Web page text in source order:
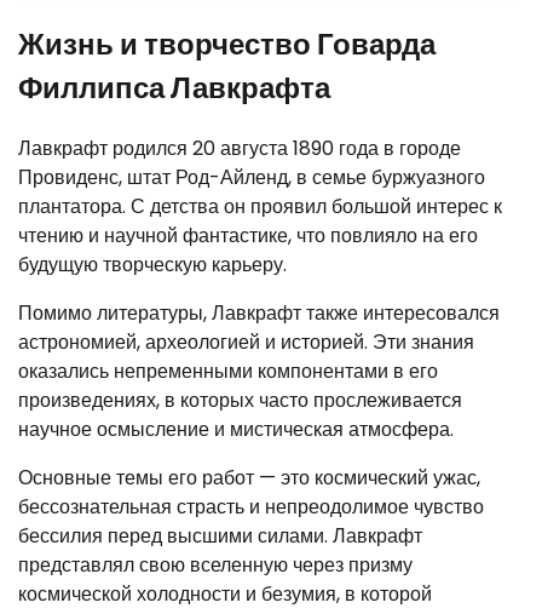
Жизнь и творчество Говарда
Филлипса Лавкрафта
Лавкрафт родился 20 августа 1890 года в городе
Провиденс, штат Род-Айленд, в семье буржуазного
плантатора. С детства он проявил большой интерес к
чтению и научной фантастике, что повлияло на его
будущую творческую карьеру.
Помимо литературы, Лавкрафт также интересовался
астрономией, археологией и историей. Эти знания
оказались непременными компонентами в его
произведениях, в которых часто прослеживается
научное осмысление и мистическая атмосфера.
Основные темы его работ — это космический ужас,
бессознательная страсть и непреодолимое чувство
бессилия перед высшими силами. Лавкрафт
представлял свою вселенную через призму
космической холодности и безумия, в которой